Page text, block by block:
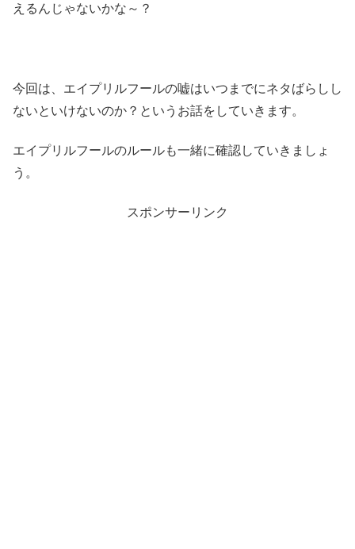
えるんじゃないかな～？
今回は、エイプリルフールの嘘はいつまでにネタばらしし
ないといけないのか？というお話をしていきます。
エイプリルフールのルールも一緒に確認していきましょ
う。
スポンサーリンク